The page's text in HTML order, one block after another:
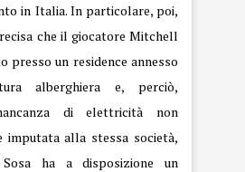
in Italia. In particolare, poi,
che il giocatore Mitchell
presso un residence annesso
alberghiera e, perciò,
di elettricità non
imputata alla stessa società,
ha a disposizione un